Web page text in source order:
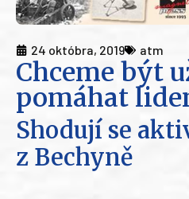
24 októbra, 2019 atm
Chceme být
pomáhat
Shodují se
z Bechyně